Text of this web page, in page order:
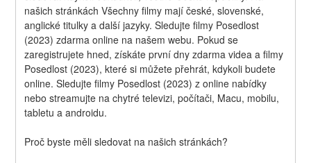
našich stránkách Všechny filmy mají české, slovenské,
anglické titulky a další jazyky. Sledujte filmy Posedlost
(2023) zdarma online na našem webu. Pokud se
zaregistrujete hned, získáte první dny zdarma videa a filmy
Posedlost (2023), které si můžete přehrát, kdykoli budete
online. Sledujte filmy Posedlost (2023) z online nabídky
nebo streamujte na chytré televizi, počítači, Macu, mobilu,
tabletu a androidu.
Proč byste měli sledovat na našich stránkách?